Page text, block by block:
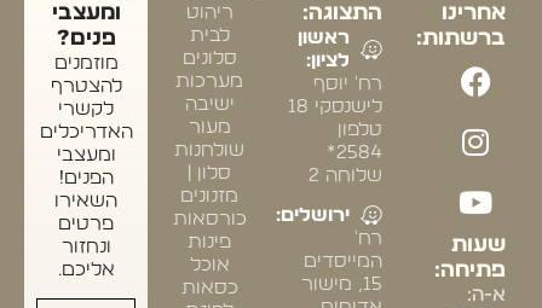
אחרינו
ברשתות:
שעות
פתיחה:
א-ה:
התצוגה:
ראשון
לציון:
רח' יוסף
לישנסקי 18
טלפון
2584*
שלוחה 2
ירושלים:
רח'
המייסדים
15, מישור
ריהוט
לבית
סלונים
מערכות
ישיבה
מעור
שולחנות
סלון |
מזנונים
כורסאות
פינות
אוכל
כסאות
ומעצבי
פנים?
מוזמנים
להצטרף
לקשרי
האדריכלים
ומעצבי
הפנים!
השאירו
פרטים
ונחזור
אליכם.